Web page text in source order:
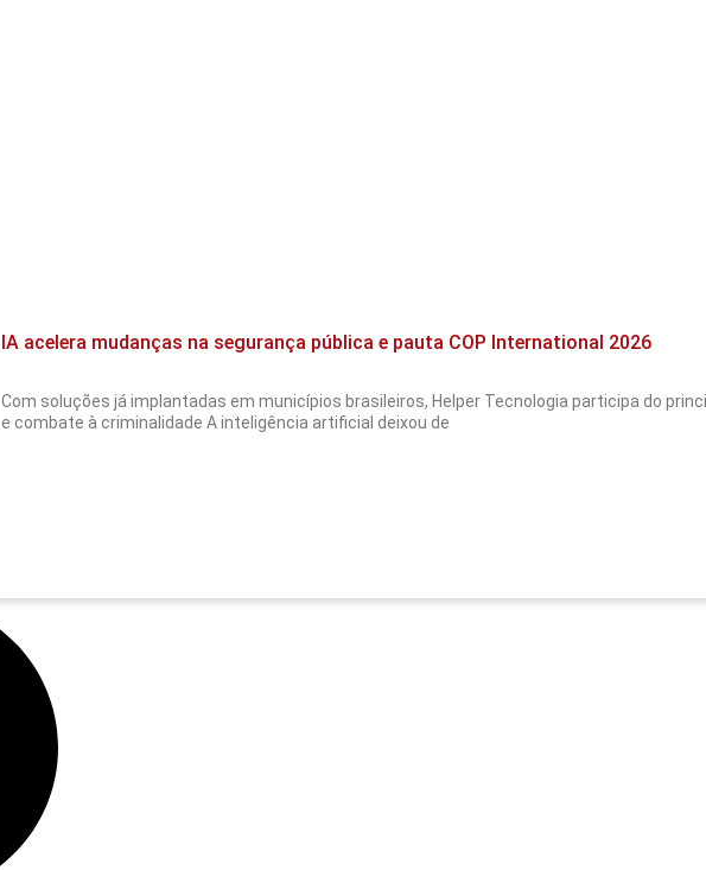
IA acelera mudanças na segurança pública e pauta COP International 2026
Com soluções já implantadas em municípios brasileiros, Helper Tecnologia participa do
e combate à criminalidade A inteligência artificial deixou de